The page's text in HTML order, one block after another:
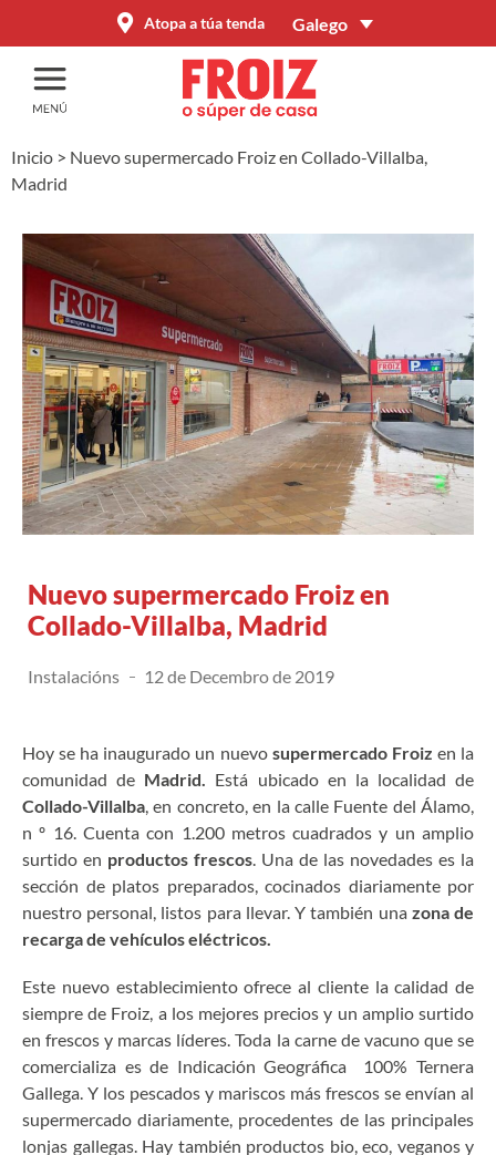
Atopa a túa tenda Galego
Inicio > Nuevo supermercado Froiz en Collado-Villalba,
Madrid
Nuevo supermercado Froiz en
Collado-Villalba, Madrid
Instalacións 12 de Decembro de 2019
Hoy se ha inaugurado un nuevo supermercado Froiz en la
comunidad de Madrid. Está ubicado en la localidad de
Collado-Villalba, en concreto, en la calle Fuente del Álamo,
n º 16. Cuenta con 1.200 metros cuadrados y un amplio
surtido en productos frescos. Una de las novedades es la
sección de platos preparados, cocinados diariamente por
nuestro personal, listos para llevar. Y también una zona de
recarga de vehículos eléctricos.
Este nuevo establecimiento ofrece al cliente la calidad de
siempre de Froiz, a los mejores precios y un amplio surtido
en frescos y marcas líderes. Toda la carne de vacuno que se
comercializa es de Indicación Geográfica 100% Ternera
Gallega. Y los pescados y mariscos más frescos se envían al
supermercado diariamente, procedentes de las principales
lonjas gallegas. Hay también productos bio, eco, veganos y